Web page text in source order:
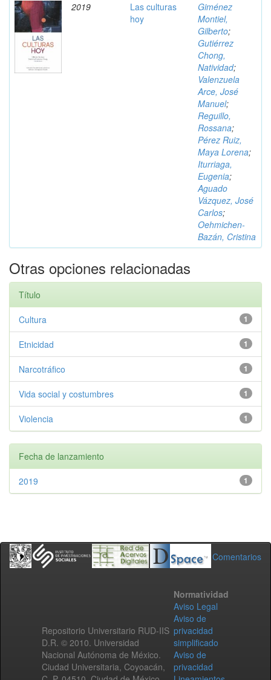
2019
Las culturas
hoy
Giménez
Montiel,
Gilberto;
Gutiérrez
Chong,
Natividad;
Valenzuela
Arce, José
Manuel;
Reguillo,
Rossana;
Pérez Ruiz,
Maya Lorena;
Iturriaga,
Eugenia;
Aguado
Vázquez, José
Carlos;
Oehmichen-
Bazán, Cristina
Otras opciones relacionadas
Título
1
Cultura
1
Etnicidad
1
Narcotráfico
1
Vida social y costumbres
1
Violencia
Fecha de lanzamiento
1
2019
Comentarios
Repositorio Universitario RUD-IIS
D.R. © 2010. Universidad
Nacional Autónoma de México.
Ciudad Universitaria, Coyoacán,
Normatividad
Aviso Legal
Aviso de
privacidad
simplificado
Aviso de
privacidad